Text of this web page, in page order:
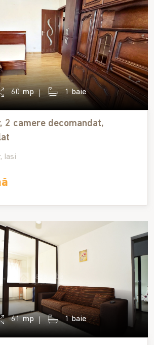
60 mp 1 baie
2 camere decomandat,
Iasi
61 mp 1 baie